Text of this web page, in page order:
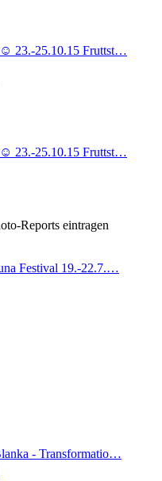
23.-25.10.15 Fruttst…
23.-25.10.15 Fruttst…
Reports eintragen
Festival 19.-22.7.…
- Transformatio…